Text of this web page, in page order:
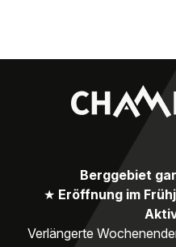
Berggebiet
★ Eröffnung im
Verlängerte